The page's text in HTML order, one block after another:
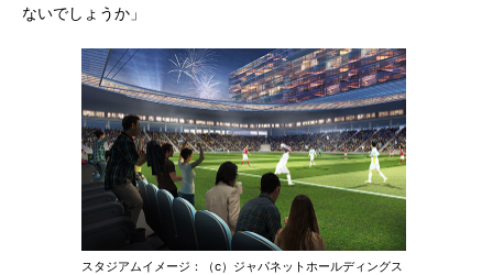
ないでしょうか」
スタジアムイメージ：（c）ジャパネットホールディングス